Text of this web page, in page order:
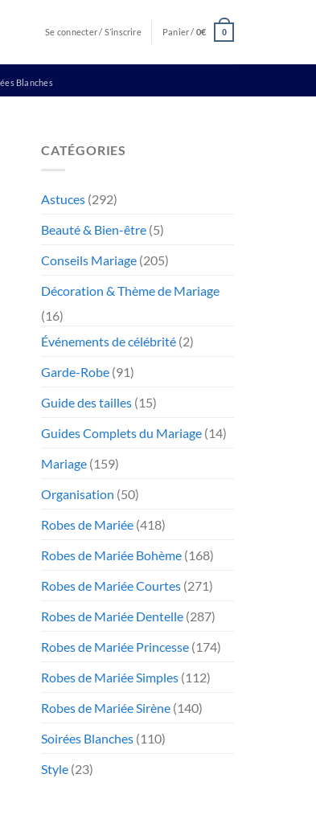
Se connecter / S’inscrire Panier / 0€ 0
Blanches
CATÉGORIES
Astuces (292)
Beauté & Bien-être (5)
Conseils Mariage (205)
Décoration & Thème de Mariage
(16)
Événements de célébrité (2)
Garde-Robe (91)
Guide des tailles (15)
Guides Complets du Mariage (14)
Mariage (159)
Organisation (50)
Robes de Mariée (418)
Robes de Mariée Bohème (168)
Robes de Mariée Courtes (271)
Robes de Mariée Dentelle (287)
Robes de Mariée Princesse (174)
Robes de Mariée Simples (112)
Robes de Mariée Sirène (140)
Soirées Blanches (110)
Style (23)